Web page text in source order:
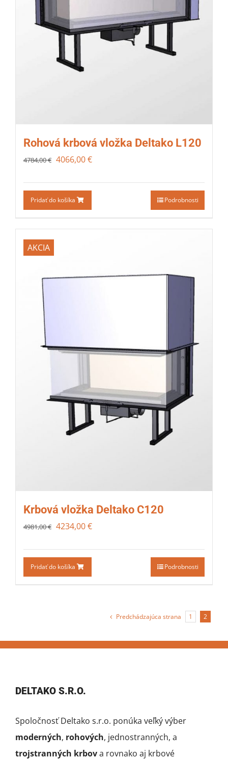
Rohová krbová vložka Deltako L120
4784,00€ 4066,00€
Pridať do košíka Podrobnosti
AKCIA
Krbová vložka Deltako C120
4981,00€ 4234,00€
Pridať do košíka Podrobnosti
Predchádzajúca strana 1 2
DELTAKO S.R.O.
Spoločnosť Deltako s.r.o. ponúka veľký výber
moderných, rohových, jednostranných, a
trojstranných krbova rovnako aj krbové